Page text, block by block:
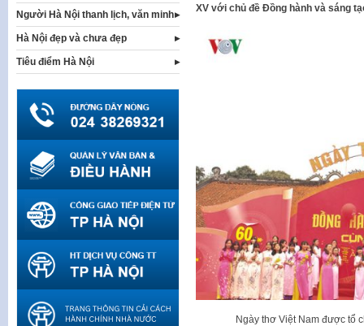
XV với chủ đề Đồng hành và sáng
Ngày thơ Việt Nam được tổ
Người Hà Nội thanh lịch, văn minh
Hà Nội đẹp và chưa đẹp
Tiêu điểm Hà Nội